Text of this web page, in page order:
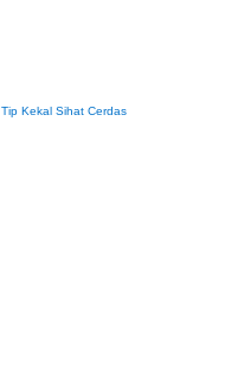
Tip Kekal Sihat Cerdas